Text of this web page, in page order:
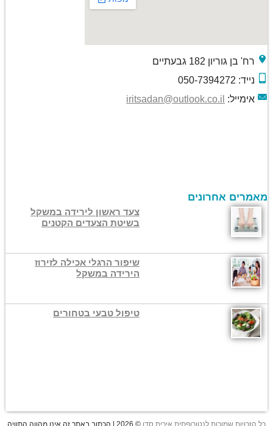
רח' בן גוריון 182 גבעתיים
נייד: 050-7394272
אימייל: iritsadan@outlook.co.il
מאמרים אחרונים
צעד ראשון לירידה במשקל
בשיטת הצעדים הקטנים
שיפור הרגלי אכילה לזירוז
הירידה במשקל
טיפול טבעי בטחורים
כל הזכויות שמורות לנטורופתית אירית סדן © 2026 | הכתוב באתר זה אינו מהווה התוויה